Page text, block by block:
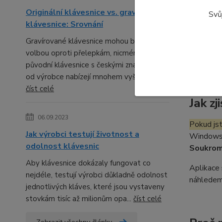
Originální klávesnice vs. gravírované
klávesnice: Srovnání
Gravírované klávesnice mohou být lepší
volbou oproti přelepkám, nicméně
původní klávesnice s českými znaky přímo
od výrobce nabízejí mnohem vyšší kval...
číst celé
06.09.2023
Jak výrobci testují životnost a
odolnost klávesnic
Aby klávesnice dokázaly fungovat co
nejdéle, testují výrobci důkladně odolnost
jednotlivých kláves, které jsou vystaveny
stovkám tisíc až milionům opa... číst celé
za IR
Vaše
Jak
Pokud
Aplikace